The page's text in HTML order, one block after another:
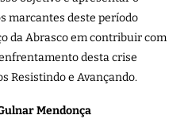
marcantes deste período
da Abrasco em contribuir com
desta crise
Resistindo e Avançando.
Mendonça